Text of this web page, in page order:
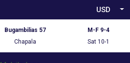
USD
Bugambilias 57
Chapala
M-F 9-4
Sat 10-1